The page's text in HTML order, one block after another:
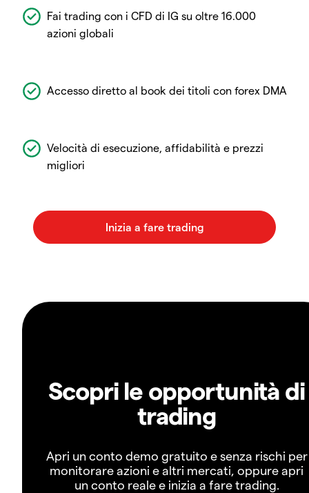
Fai trading con i CFD di IG su oltre 16.000
azioni globali
Accesso diretto al book dei titoli con forex DMA
Velocità di esecuzione, affidabilità e prezzi
migliori
Scopri le opportunità di
trading
Apri un conto demo gratuito e senza rischi per
monitorare azioni e altri mercati, oppure apri
un conto reale e inizia a fare trading.